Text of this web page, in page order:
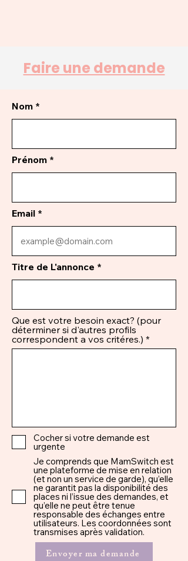
Faire une demande
Nom
Prénom
Email
Titre de L'annonce
Que est votre besoin exact? (pour
déterminer si d'autres profils
correspondent a vos critéres.)
Cocher si votre demande est
urgente
Je comprends que MamSwitch est
une plateforme de mise en relation
(et non un service de garde), qu’elle
ne garantit pas la disponibilité des
places ni l’issue des demandes, et
qu’elle ne peut être tenue
responsable des échanges entre
utilisateurs. Les coordonnées sont
transmises après validation.
Envoyer ma demande